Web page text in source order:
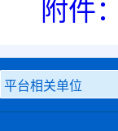
附件